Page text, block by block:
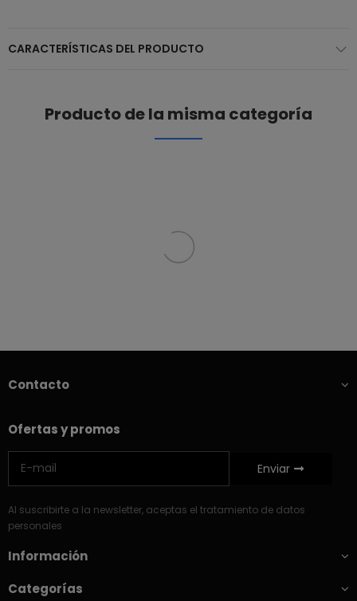
CARACTERÍSTICAS DEL PRODUCTO
Producto de la misma categoría
Contacto
Ofertas y promos
Enviar
Al suscribirte a la newsletter, aceptas el tratamiento de datos
personales
Información
Categorías